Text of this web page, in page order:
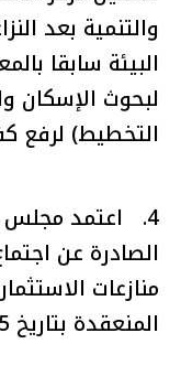
البيئة سابقا
لبحوث الإسكان
التخطيط) لرفع
4. اعتمد مجلس
الصادرة عن
المنعقدة بتاريخ 22/6/2025.